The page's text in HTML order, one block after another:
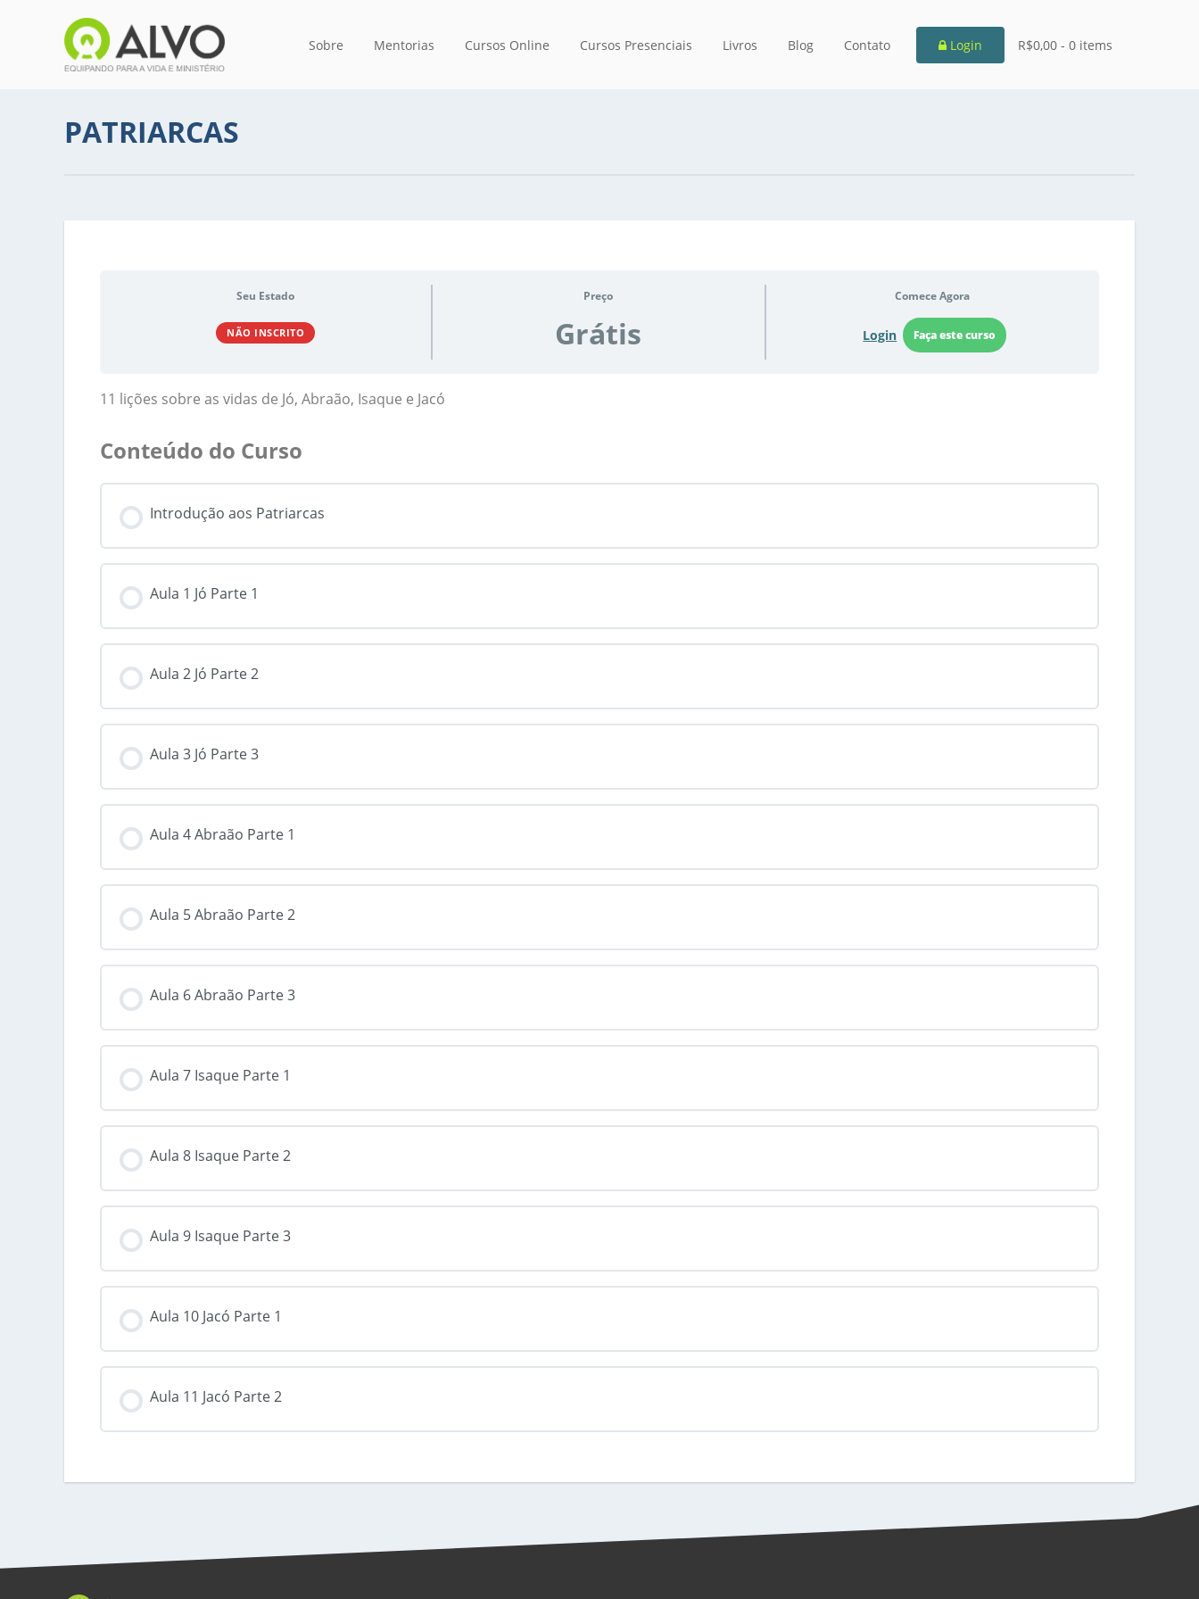
Sobre Mentorias Cursos Online Cursos Presenciais Livros Blog Contato Login R$0,00 - 0 items
PATRIARCAS
Seu Estado
NÃO INSCRITO
Preço
Grátis
Comece Agora
Login
11 lições sobre as vidas de Jó, Abraão, Isaque e Jacó
Conteúdo do Curso
Introdução aos Patriarcas
Aula 1 Jó Parte 1
Aula 2 Jó Parte 2
Aula 3 Jó Parte 3
Aula 4 Abraão Parte 1
Aula 5 Abraão Parte 2
Aula 6 Abraão Parte 3
Aula 7 Isaque Parte 1
Aula 8 Isaque Parte 2
Aula 9 Isaque Parte 3
Aula 10 Jacó Parte 1
Aula 11 Jacó Parte 2